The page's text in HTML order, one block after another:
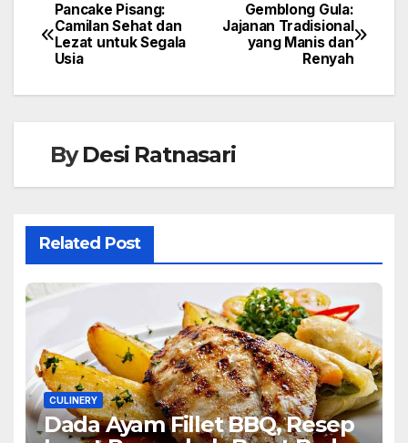
Gemblong Gula:
Jajanan Tradisional
yang Manis dan
Renyah
Pancake Pisang:
Camilan Sehat dan
Lezat untuk Segala
Usia
ByDesi Ratnasari
Related Post
CULINERY
Dada Ayam Fillet BBQ, Resep